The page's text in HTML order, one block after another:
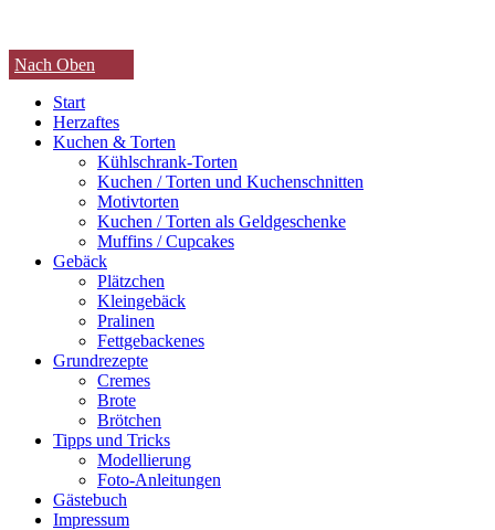
Nach Oben
Start
Herzaftes
Kuchen & Torten
Kühlschrank-Torten
Kuchen / Torten und Kuchenschnitten
Motivtorten
Kuchen / Torten als Geldgeschenke
Muffins / Cupcakes
Gebäck
Plätzchen
Kleingebäck
Pralinen
Fettgebackenes
Grundrezepte
Cremes
Brote
Brötchen
Tipps und Tricks
Modellierung
Foto-Anleitungen
Gästebuch
Impressum